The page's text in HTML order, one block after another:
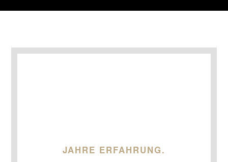
JAHRE ERFAHRUNG.